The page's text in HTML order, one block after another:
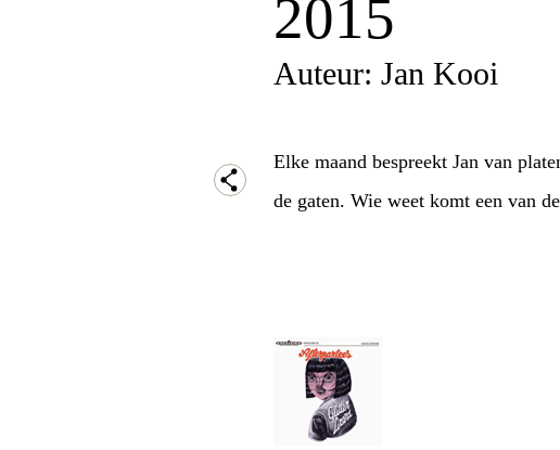
2015
Auteur: Jan Kooi
Elke maand bespreekt Jan van
de gaten. Wie weet komt een van